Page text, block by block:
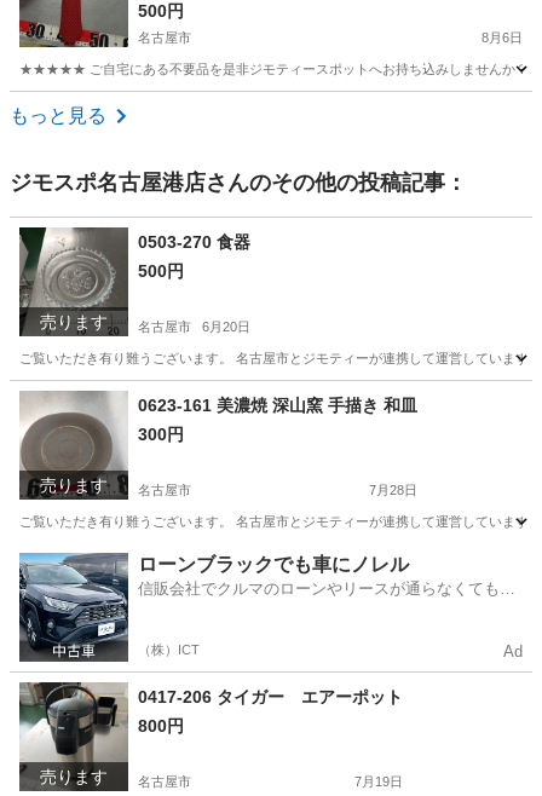
500円
名古屋市 8月6日
★★★★★ ご自宅にある不要品を是非ジモティースポットへお持ち込みしませんか？
愛知 名古屋市
もっと見る
ジモスポ名古屋港店さんのその他の投稿記事：
売ります
0503-270 食器
500円
名古屋市 6月20日
ご覧いただき有り難うございます。 名古屋市とジモティーが連携して運営してい
愛知 名古屋市 生活雑貨 リユース
売ります
0623-161 美濃焼 深山窯 手描き 和皿
300円
名古屋市 7月28日
ご覧いただき有り難うございます。 名古屋市とジモティーが連携して運営してい
愛知 名古屋市 食器 リユース
ローンブラックでも車にノレル
信販会社でクルマのローンやリースが通らなくてもク
（株）ICT Ad
売ります
0417-206 タイガー エアーポット
800円
名古屋市 7月19日